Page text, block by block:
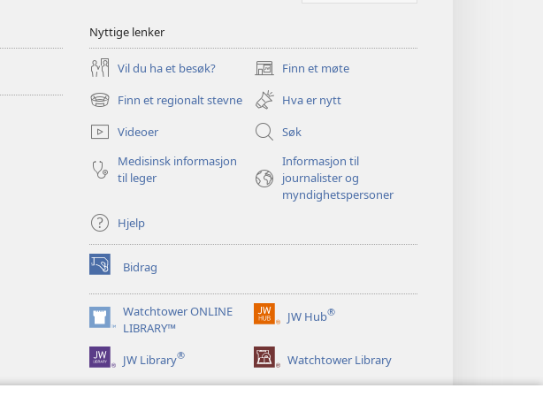
Nyttige lenker
Vil du ha et besøk? Finn et møte
(åpner
nytt
vindu)
Finn et regionalt stevne
(åpner
nytt
vindu)
Hva er nytt
Videoer
Søk
Medisinsk informasjon
til leger
Informasjon til
journalister og
myndighetspersoner
Hjelp
Bidrag
(åpner
nytt
vindu) Watchtower ONLINE
LIBRARY™
(åpner
nytt
vindu)
JW Hub®
(åpner
vindu)
JW Library® Watchtower Library